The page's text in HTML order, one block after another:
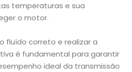
temperaturas e sua
o motor.
fluído correto e realizar a
é fundamental para garantir
ideal da transmissão